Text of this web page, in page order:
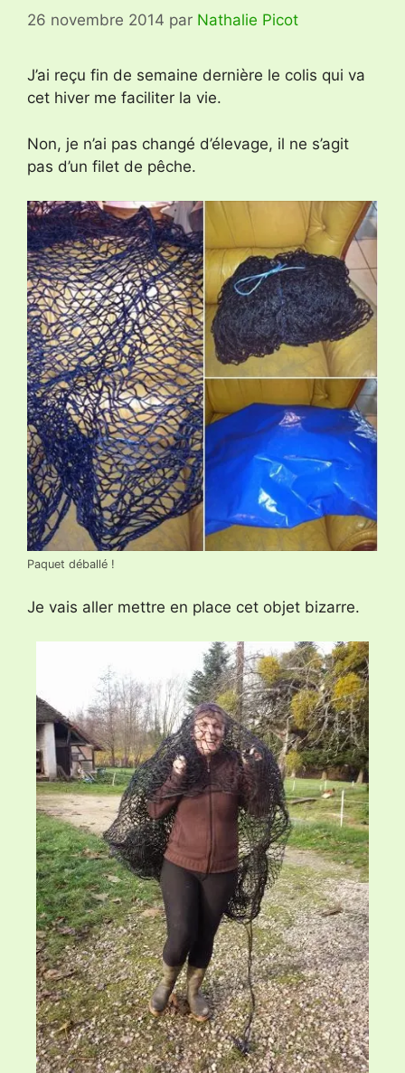
26 novembre 2014 par Nathalie Picot
J’ai reçu fin de semaine dernière le colis qui va
cet hiver me faciliter la vie.
Non, je n’ai pas changé d’élevage, il ne s’agit
pas d’un filet de pêche.
Paquet déballé !
Je vais aller mettre en place cet objet bizarre.